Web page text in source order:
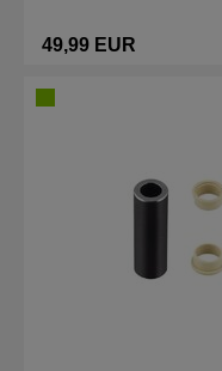
49,99 EUR